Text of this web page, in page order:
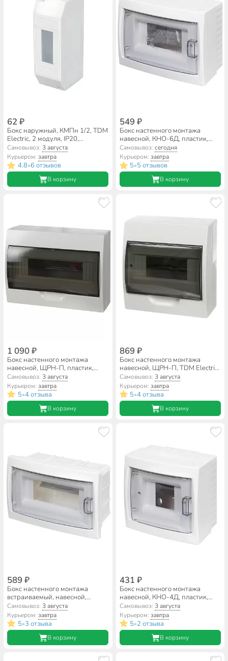
62 ₽
Бокс наружный, КМПн 1/2, TDM
Electric, 2 модуля, IP20,
SQ0907-0101
Самовывоз: 3 августа
Курьером:завтра
4.8•6 отзывов
В корзину
549 ₽
Бокс настенного монтажа
навесной, КНО-6Д, пластик,
БелТИЗ, 6 модулей, IP20,
УТ000002701
Самовывоз: сегодня
Курьером: завтра
5•5 отзывов
В корзину
1 090 ₽
Бокс настенного монтажа
навесной, ЩРН-П, пластик,
TDM Electric, 12 модулей,
20х25.5х9.5 см, IP41, SQ0901-
0004
Самовывоз: 3 августа
Курьером:завтра
5•4 отзыва
В корзину
869 ₽
Бокс настенного монтажа
навесной, ЩРН-П, TDM Electric,
8 модулей, IP40, SQ0901-0003
Самовывоз: 3 августа
Курьером: завтра
5•4 отзыва
В корзину
589 ₽
Бокс настенного монтажа
встраиваемый, навесной,
КНС-8Д, пластик, БелТИЗ, 8
модулей, IP20, УТ000002643
Самовывоз: 3 августа
Курьером:завтра
5•3 отзыва
В корзину
431 ₽
Бокс настенного монтажа
навесной, КНО-4Д, пластик,
БелТИЗ, 4 модуля, IP20,
УТ000002709
Самовывоз: 3 августа
Курьером: завтра
5•2 отзыва
В корзину